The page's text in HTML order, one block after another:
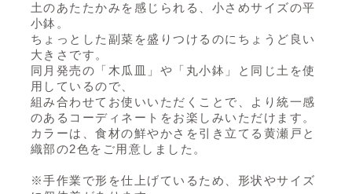
土のあたたかみを感じられる、小さめサイズの平
小鉢。
ちょっとした副菜を盛りつけるのにちょうど良い
大きさです。
同月発売の「木瓜皿」や「丸小鉢」と同じ土を使
用しているので、
組み合わせてお使いいただくことで、より統一感
のあるコーディネートをお楽しみいただけます。
カラーは、食材の鮮やかさを引き立てる黄瀬戸と
織部の2色をご用意しました。
※手作業で形を仕上げているため、形状やサイズ